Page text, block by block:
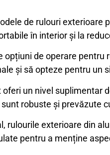
de rulouri exterioare
în interior și la
opțiuni de operare pentru
și să opteze pentru un
oferi un nivel suplimentar
robuste și
rulourile exterioare din
pentru a menține